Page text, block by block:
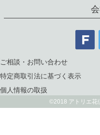
ご相談・お問い合わせ
特定商取引法に基づく表示
個人情報の取扱
©2018 アトリエ花